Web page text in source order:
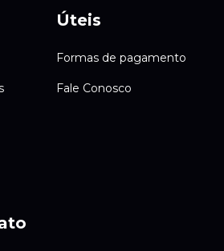
Úteis
Formas de pagamento
Fale Conosco